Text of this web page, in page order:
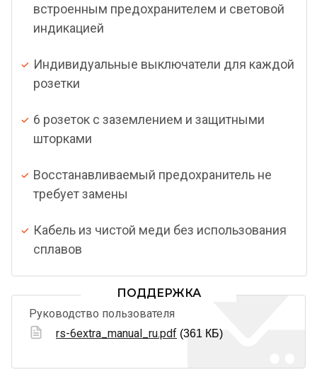
встроенным предохранителем и световой
индикацией
Индивидуальные выключатели для каждой
розетки
6 розеток с заземлением и защитными
шторками
Восстанавливаемый предохранитель не
требует замены
Кабель из чистой меди без использования
сплавов
ПОДДЕРЖКА
Руководство пользователя
rs-6extra_manual_ru.pdf (361 КБ)